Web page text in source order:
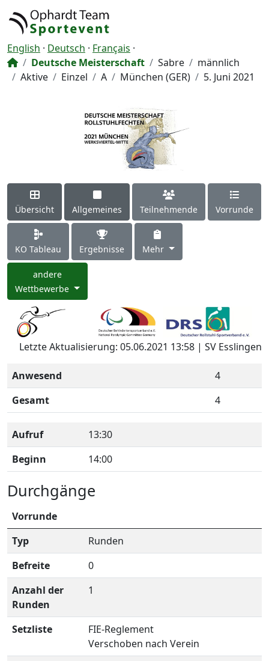
English · Deutsch · Français ·
Deutsche Meisterschaft
Sabre
männlich
Aktive
Einzel A München (GER) 5. Juni 2021
Übersicht Allgemeines Teilnehmende Vorrunde
KO Tableau Ergebnisse Mehr
andere
Wettbewerbe
Letzte Aktualisierung: 05.06.2021 13:58 | SV Esslingen
Anwesend
4
Gesamt
4
Aufruf
13:30
Beginn
14:00
Durchgänge
Vorrunde
Typ
Runden
Befreite
0
Anzahl der
Runden
1
Setzliste
FIE-Reglement
Verschoben nach Verein